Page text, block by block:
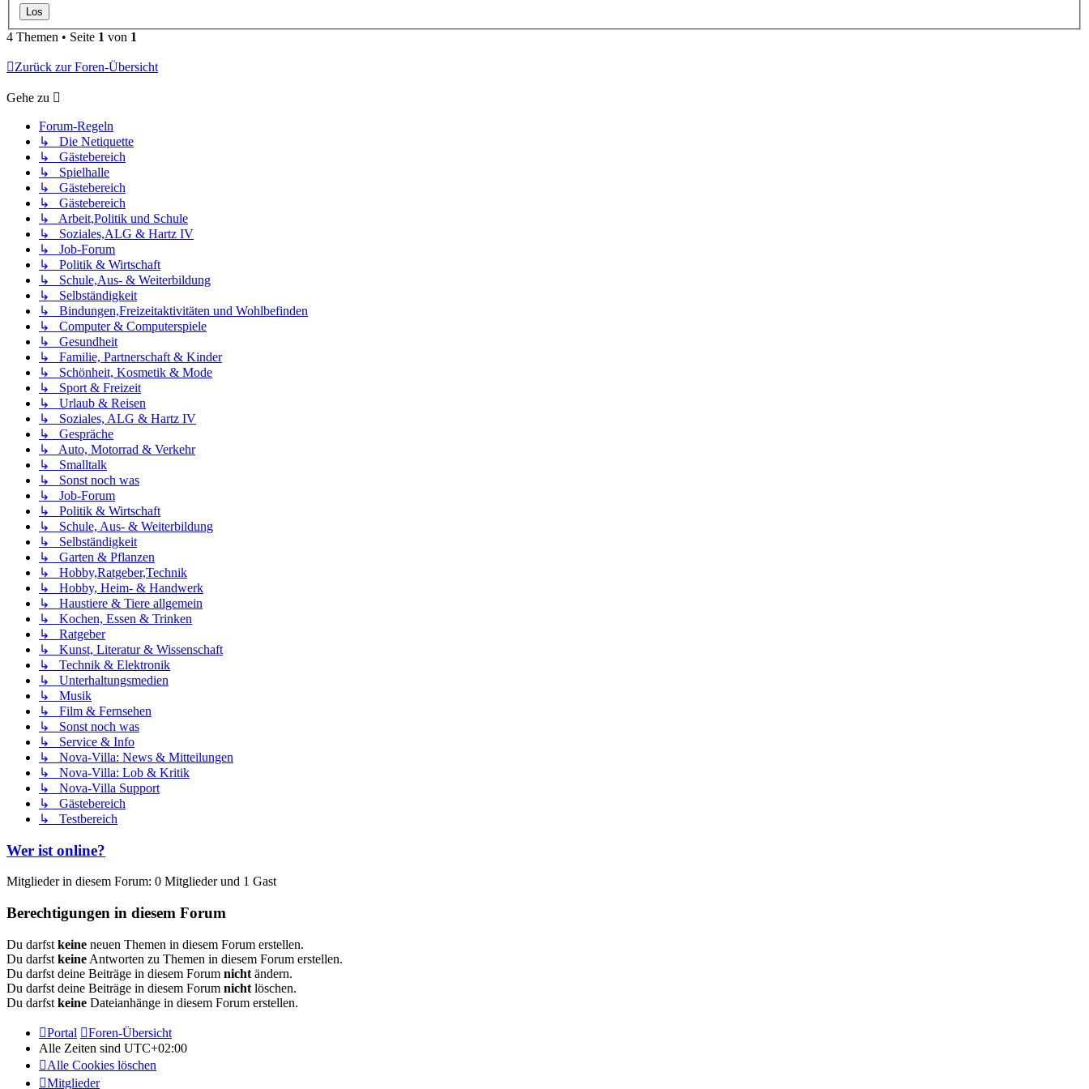
4 Themen • Seite 1 von 1
Zurück zur Foren-Übersicht
Gehe zu
Forum-Regeln
↳ Die Netiquette
↳ Gästebereich
↳ Spielhalle
↳ Gästebereich
↳ Gästebereich
↳ Arbeit,Politik und Schule
↳ Soziales,ALG & Hartz IV
↳ Job-Forum
↳ Politik & Wirtschaft
↳ Schule,Aus- & Weiterbildung
↳ Selbständigkeit
↳ Bindungen,Freizeitaktivitäten und Wohlbefinden
↳ Computer & Computerspiele
↳ Gesundheit
↳ Familie, Partnerschaft & Kinder
↳ Schönheit, Kosmetik & Mode
↳ Sport & Freizeit
↳ Urlaub & Reisen
↳ Soziales, ALG & Hartz IV
↳ Gespräche
↳ Auto, Motorrad & Verkehr
↳ Smalltalk
↳ Sonst noch was
↳ Job-Forum
↳ Politik & Wirtschaft
↳ Schule, Aus- & Weiterbildung
↳ Selbständigkeit
↳ Garten & Pflanzen
↳ Hobby,Ratgeber,Technik
↳ Hobby, Heim- & Handwerk
↳ Haustiere & Tiere allgemein
↳ Kochen, Essen & Trinken
↳ Ratgeber
↳ Kunst, Literatur & Wissenschaft
↳ Technik & Elektronik
↳ Unterhaltungsmedien
↳ Musik
↳ Film & Fernsehen
↳ Sonst noch was
↳ Service & Info
↳ Nova-Villa: News & Mitteilungen
↳ Nova-Villa: Lob & Kritik
↳ Nova-Villa Support
↳ Gästebereich
↳ Testbereich
Wer ist online?
Mitglieder in diesem Forum: 0 Mitglieder und 1 Gast
Berechtigungen in diesem Forum
Du darfst keine neuen Themen in diesem Forum erstellen.
Du darfst keine Antworten zu Themen in diesem Forum erstellen.
Du darfst deine Beiträge in diesem Forum nicht ändern.
Du darfst deine Beiträge in diesem Forum nicht löschen.
Du darfst keine Dateianhänge in diesem Forum erstellen.
Portal
Foren-Übersicht
Alle Zeiten sind UTC+02:00
Alle Cookies löschen
Mitglieder